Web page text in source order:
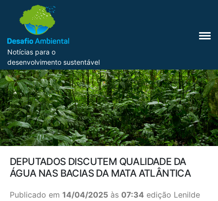
Notícias para o
desenvolvimento sustentável
DEPUTADOS DISCUTEM QUALIDADE DA
ÁGUA NAS BACIAS DA MATA ATLÂNTICA
Publicado em 14/04/2025 às 07:34 edição Lenilde